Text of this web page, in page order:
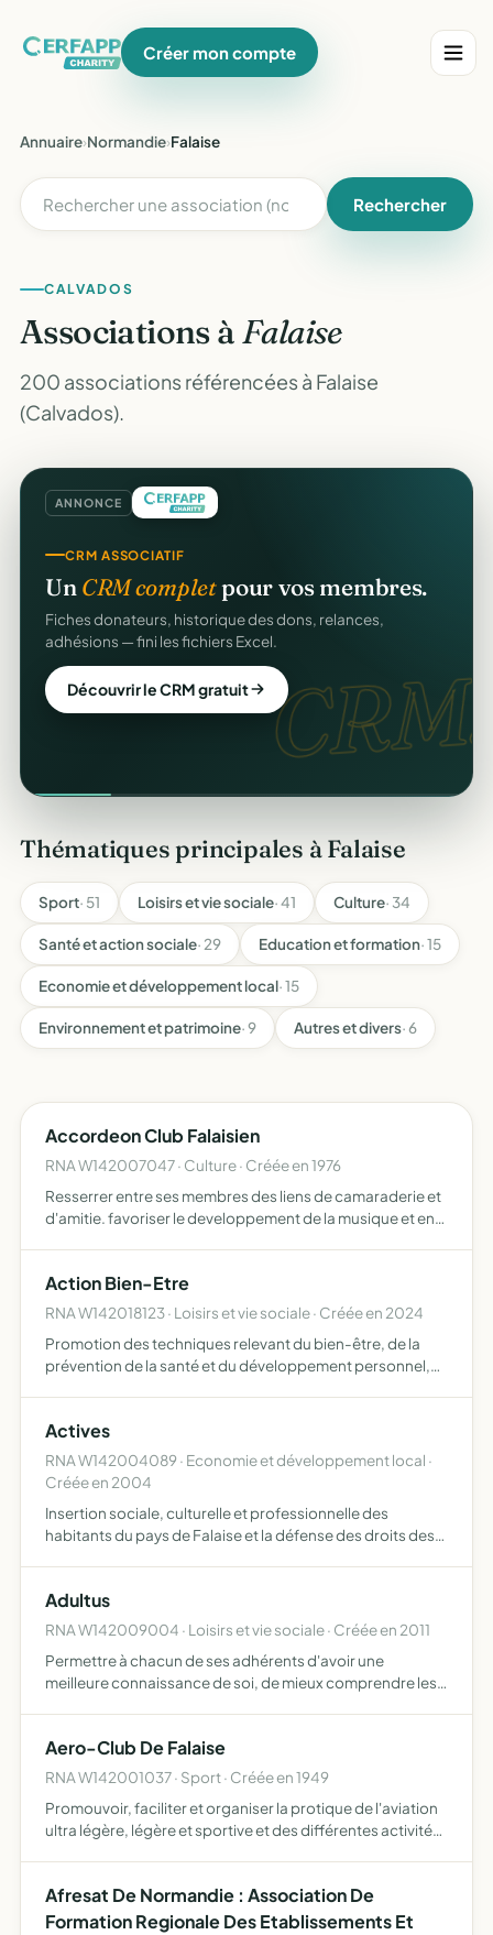
Créer mon compte
Annuaire›Normandie›Falaise
Rechercher
CALVADOS
Associations àFalaise
200 associations référencées à Falaise
(Calvados).
ANNONCE
CRM.
CRM ASSOCIATIF
Un CRM completpour vos membres.
Fiches donateurs, historique des dons, relances,
adhésions — fini les fichiers Excel.
Découvrir le CRM gratuit
Thématiques principales à Falaise
Sport· 51 Loisirs et vie sociale· 41 Culture· 34
Santé et action sociale· 29 Education et formation· 15
Economie et développement local· 15
Environnement et patrimoine· 9 Autres et divers· 6
Accordeon Club Falaisien
RNA W142007047 · Culture · Créée en 1976
Resserrer entre ses membres des liens de camaraderie et
d'amitie. favoriser le developpement de la musique et en
Action Bien-Etre
RNA W142018123 · Loisirs et vie sociale · Créée en 2024
Promotion des techniques relevant du bien-être, de la
prévention de la santé et du développement personnel,
Actives
RNA W142004089 · Economie et développement local ·
Créée en 2004
Insertion sociale, culturelle et professionnelle des
habitants du pays de Falaise et la défense des droits des
Adultus
RNA W142009004 · Loisirs et vie sociale · Créée en 2011
Permettre à chacun de ses adhérents d'avoir une
meilleure connaissance de soi, de mieux comprendre les
deveni…
Aero-Club De Falaise
RNA W142001037 · Sport · Créée en 1949
Promouvoir, faciliter et organiser la protique de l'aviation
ultra légère, légère et sportive et des différentes activités
Afresat De Normandie : Association De
Formation Regionale Des Etablissements Et